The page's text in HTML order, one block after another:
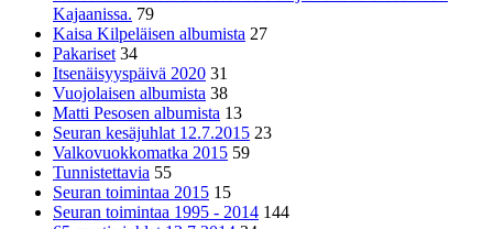
Kajaanissa. 79
Kaisa Kilpeläisen albumista 27
Pakariset 34
Itsenäisyyspäivä 2020 31
Vuojolaisen albumista 38
Matti Pesosen albumista 13
Seuran kesäjuhlat 12.7.2015 23
Valkovuokkomatka 2015 59
Tunnistettavia 55
Seuran toimintaa 2015 15
Seuran toimintaa 1995 - 2014 144